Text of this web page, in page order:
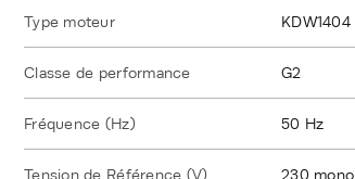
Type moteur KDW1404
Classe de performance G2
Fréquence (Hz) 50 Hz
Tension de Référence (V) 230 mono